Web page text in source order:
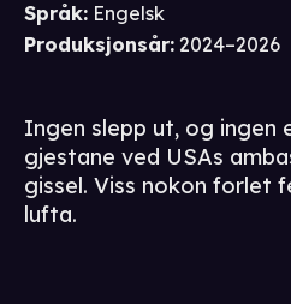
Språk: Engelsk
Produksjonsår: 2024–2026
Ingen slepp ut, og ingen
gjestane ved USAs
gissel. Viss nokon forlet
lufta.